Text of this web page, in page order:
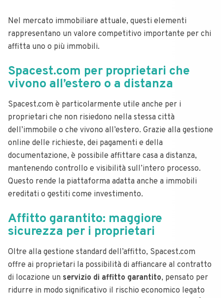
Nel mercato immobiliare attuale, questi elementi
rappresentano un valore competitivo importante per chi
affitta uno o più immobili.
Spacest.com per proprietari che
vivono all’estero o a distanza
Spacest.com è particolarmente utile anche per i
proprietari che non risiedono nella stessa città
dell’immobile o che vivono all’estero. Grazie alla gestione
online delle richieste, dei pagamenti e della
documentazione, è possibile affittare casa a distanza,
mantenendo controllo e visibilità sull’intero processo.
Questo rende la piattaforma adatta anche a immobili
ereditati o gestiti come investimento.
Affitto garantito: maggiore
sicurezza per i proprietari
Oltre alla gestione standard dell’affitto, Spacest.com
offre ai proprietari la possibilità di affiancare al contratto
di locazione un servizio di affitto garantito, pensato per
ridurre in modo significativo il rischio economico legato